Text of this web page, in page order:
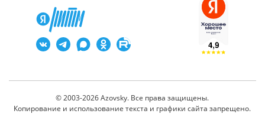
© 2003-2026 Azovsky. Все права защищены.
Копирование и использование текста и графики сайта запрещено.